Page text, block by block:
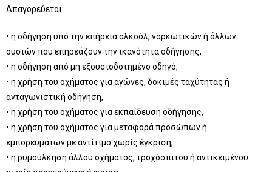
Απαγορεύεται:
• η οδήγηση υπό την επήρεια αλκοόλ, ναρκωτικών ή άλλων
ουσιών που επηρεάζουν την ικανότητα οδήγησης,
• η οδήγηση από μη εξουσιοδοτημένο οδηγό,
• η χρήση του οχήματος για αγώνες, δοκιμές ταχύτητας ή
ανταγωνιστική οδήγηση,
• η χρήση του οχήματος για εκπαίδευση οδήγησης,
• η χρήση του οχήματος για μεταφορά προσώπων ή
εμπορευμάτων με αντίτιμο χωρίς έγκριση,
• η ρυμούλκηση άλλου οχήματος, τροχόσπιτου ή αντικειμένου